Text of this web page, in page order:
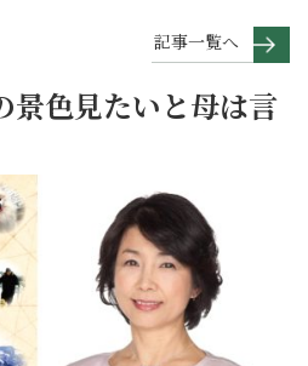
記事一覧へ
景色見たいと母は言